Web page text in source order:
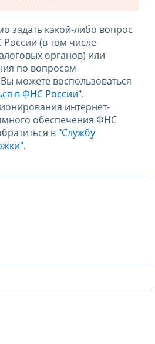
задать какой-либо вопрос
(в том числе
органов) или
по вопросам
можете воспользоваться
в ФНС России".
интернет-
обеспечения ФНС
в "Службу